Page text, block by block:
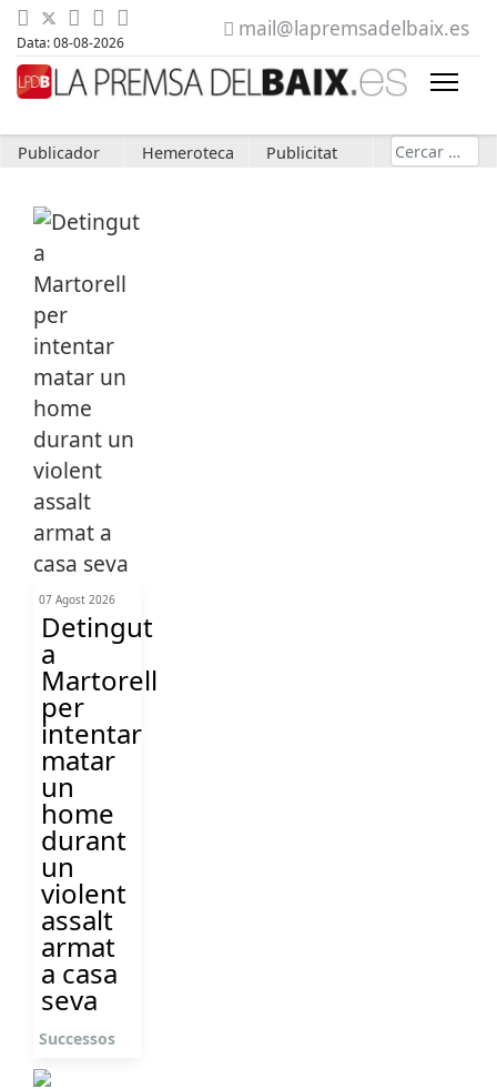
Data: 08-08-2026
mail@lapremsadelbaix.es
Publicador Hemeroteca Publicitat Cerca
07 Agost 2026
Detingut
a
Martorell
per
intentar
matar
un
home
durant
un
violent
assalt
armat
a casa
seva
Successos